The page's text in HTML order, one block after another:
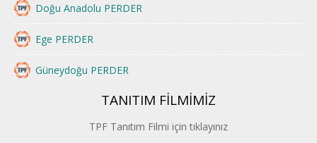
Doğu Anadolu PERDER
Ege PERDER
Güneydoğu PERDER
İstanbul PERDER
İpek Yolu PERDER
TANITIM FİLMİMİZ
TPF Tanıtım Filmi için tıklayınız